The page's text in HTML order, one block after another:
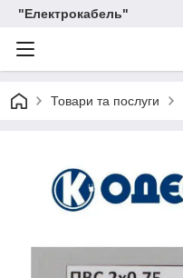
"Електрокабель"
Товари та послуги